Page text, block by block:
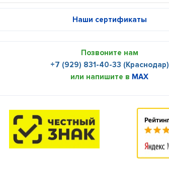
Наши сертификаты
Позвоните нам
+7 (929) 831-40-33 (Краснодар)
или напишите в MAX